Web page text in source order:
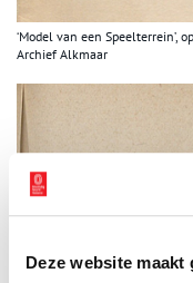
Deze website
‘Model van een Speelterrein’,
Archief Alkmaar